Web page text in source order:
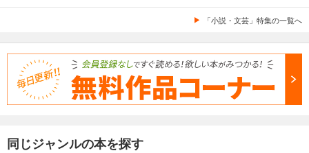
「小説・文芸」特集の一覧へ
同じジャンルの本を探す